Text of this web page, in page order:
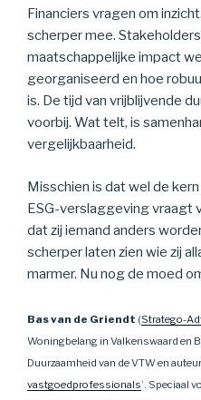
Financiers vragen om
scherper mee.
maatschappelijke impact
georganiseerd en hoe
is. De tijd van vrijblijvende
voorbij. Wat telt, is
vergelijkbaarheid.
Misschien is dat wel de
ESG-verslaggeving vraagt
dat zij iemand anders
scherper laten zien wie zij
marmer. Nu nog de moed
Bas van de Griendt (Stratego-
Woningbelang in Valkenswaard en
Duurzaamheid van de VTW en auteur
vastgoedprofessionals’. Speciaal